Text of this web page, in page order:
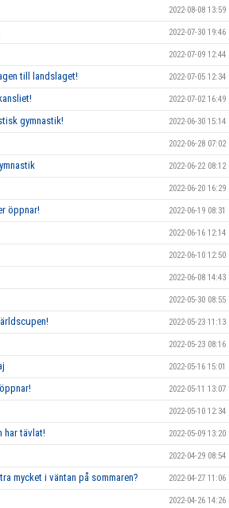
2022-08-08 13:59
2022-07-30 19:46
2022-07-09 12:44
till landslaget! 2022-07-05 12:34
2022-07-02 16:49
gymnastik! 2022-06-30 15:14
2022-06-28 07:02
2022-06-22 08:12
2022-06-20 16:29
öppnar! 2022-06-19 08:31
2022-06-16 12:14
2022-06-10 12:50
2022-06-08 14:43
2022-05-30 08:55
2022-05-23 11:13
2022-05-23 08:16
2022-05-16 15:01
2022-05-11 13:07
2022-05-10 12:34
har tävlat! 2022-05-09 13:20
2022-04-29 08:54
mycket i väntan på sommaren? 2022-04-27 11:06
2022-04-26 14:26